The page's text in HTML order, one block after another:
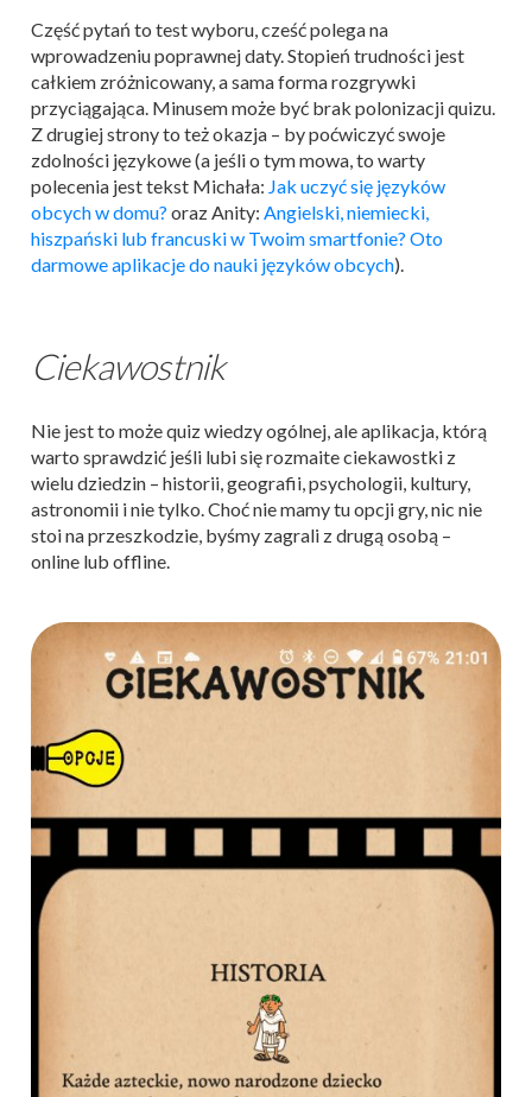
Część pytań to test wyboru, cześć polega na
wprowadzeniu poprawnej daty. Stopień trudności jest
całkiem zróżnicowany, a sama forma rozgrywki
przyciągająca. Minusem może być brak polonizacji quizu.
Z drugiej strony to też okazja – by poćwiczyć swoje
zdolności językowe (a jeśli o tym mowa, to warty
polecenia jest tekst Michała: Jak uczyć się języków
obcych w domu? oraz Anity: Angielski, niemiecki,
hiszpański lub francuski w Twoim smartfonie? Oto
darmowe aplikacje do nauki języków obcych).
Ciekawostnik
Nie jest to może quiz wiedzy ogólnej, ale aplikacja, którą
warto sprawdzić jeśli lubi się rozmaite ciekawostki z
wielu dziedzin – historii, geografii, psychologii, kultury,
astronomii i nie tylko. Choć nie mamy tu opcji gry, nic nie
stoi na przeszkodzie, byśmy zagrali z drugą osobą –
online lub offline.